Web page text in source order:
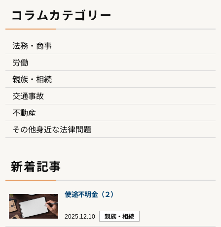
コラムカテゴリー
法務・商事
労働
親族・相続
交通事故
不動産
その他身近な法律問題
新着記事
使途不明金（２）
2025.12.10 親族・相続